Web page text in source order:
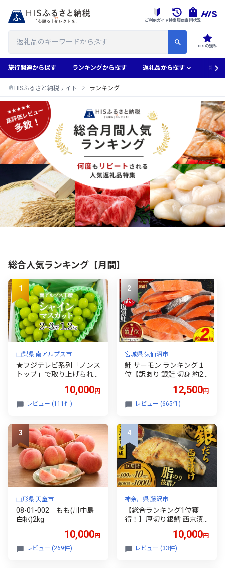
HISの強み
ご利用ガイド検索履歴寄附状況
旅行関連から探す ランキングから探す 返礼品から探す 地域
HISふるさと納税サイト ランキング
総合人気ランキング【月間】
山梨県 南アルプス市
★フジテレビ系列「ノンス
トップ」で取り上げられま
行予約＞南アルプス市産シ
ャインマスカット1.2kg以
10,000円
レビュー (111件)
宮城県 気仙沼市
鮭 サーモン ランキング１
位【訳あり 銀鮭 切身 約2k
脂乗り◎ バラ凍結で便利
[鮭 魚介類 海鮮 訳アリ 規
用 おかず 弁当 支援 サーモ
ン 銀鮭切り身 魚 わけあり
宮城東洋 宮城県 気仙沼市
20564991]
12,500円
レビュー (665件)
山形県 天童市
08-01-002 もも(川中島
白桃)2kg
10,000円
レビュー (269件)
神奈川県 藤沢市
【総合ランキング1位獲
得！】厚切り銀鱈 西京漬
約 1,000g (約 100g × 10切)
西京味噌 西京みそ 味噌漬
10,000円
レビュー (33件)